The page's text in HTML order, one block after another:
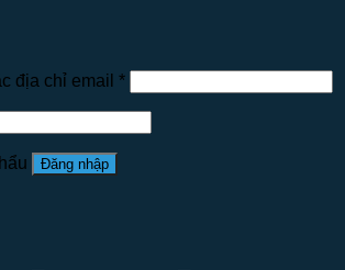
địa chỉ email *
Đăng nhập